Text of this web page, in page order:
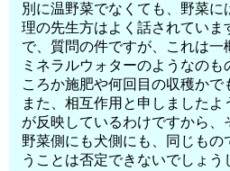
別に温野菜でなくても、野菜
理の先生方はよく話されていま
で、質問の件ですが、これは一
ミネラルウォターのようなの
ころか施肥や何回目の収穫か
また、相互作用と申しました
が反映しているわけですから、
野菜側にも犬側にも、同じも
うことは否定できないでしょ